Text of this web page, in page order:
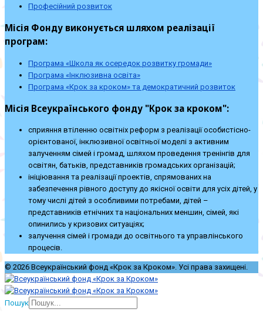
Професійний розвиток
Місія Фонду виконується шляхом реалізації
програм:
Програма «Школа як осередок розвитку громади»
Програма «Інклюзивна освіта»
Програма «Крок за кроком» та демократичний розвиток
Місія Всеукраїнського фонду "Крок за кроком":
сприяння втіленню освітніх реформ з реалізації особистісно-
орієнтованої, інклюзивної освітньої моделі з активним
залученням сімей і громад, шляхом проведення тренінгів для
освітян, батьків, представників громадських організацій;
ініціювання та реалізації проектів, спрямованих на
забезпечення рівного доступу до якісної освіти для усіх дітей, у
тому числі дітей з особливими потребами, дітей –
представників етнічних та національних меншин, сімей, які
опинились у кризових ситуаціях;
залучення сімей і громади до освітнього та управлінського
процесів.
© 2026 Всеукраїнський фонд «Крок за Кроком». Усі права захищені.
Пошук